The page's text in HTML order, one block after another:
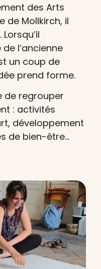
des Arts
de Mollkirch, il
l’ancienne
un coup de
prend forme.
de regrouper
: activités
développement
de bien-être…